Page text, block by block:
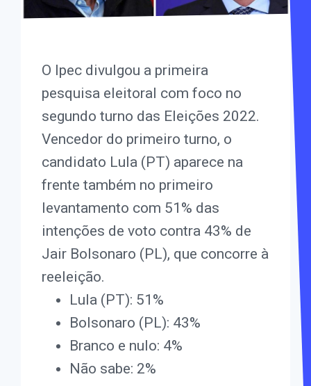
O Ipec divulgou a primeira
pesquisa eleitoral com foco no
segundo turno das Eleições 2022.
Vencedor do primeiro turno, o
candidato Lula (PT) aparece na
frente também no primeiro
levantamento com 51% das
intenções de voto contra 43% de
Jair Bolsonaro (PL), que concorre à
reeleição.
Lula (PT): 51%
Bolsonaro (PL): 43%
Branco e nulo: 4%
Não sabe: 2%